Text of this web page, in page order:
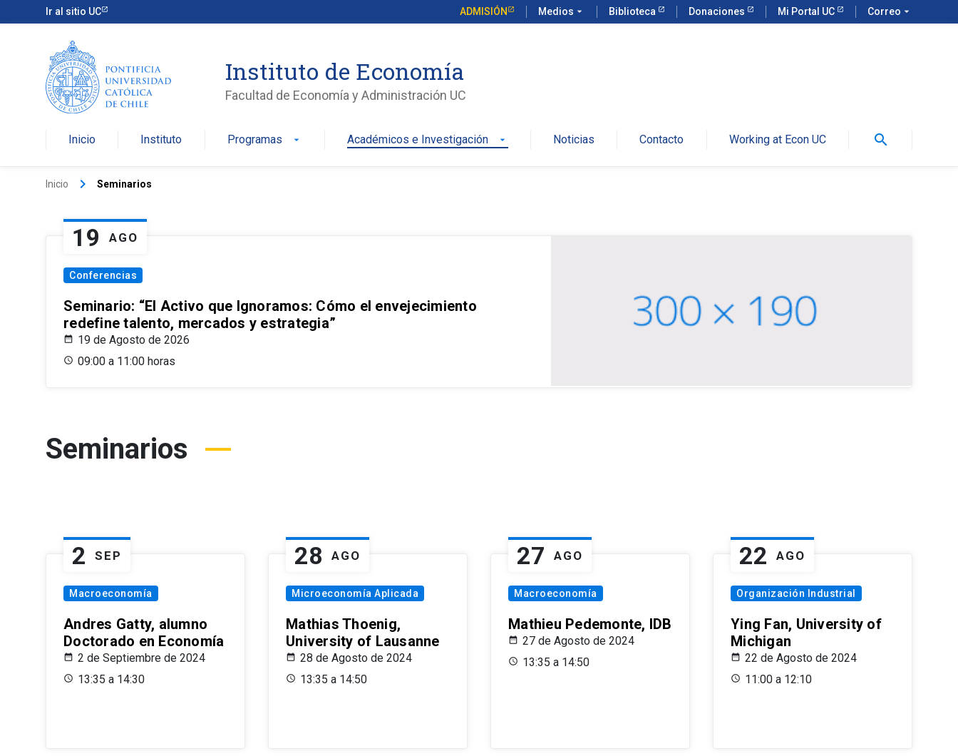
Ir al sitio UC ADMISIÓN Medios arrow_drop_down Biblioteca Donaciones Mi Portal UC Correo arrow_drop_down
Instituto de Economía
Facultad de Economía y Administración UC
Inicio Instituto Programas arrow_drop_down Académicos e Investigación arrow_drop_down Noticias Contacto Working at Econ UC search
Inicio keyboard_arrow_right Seminarios
19 AGO
Conferencias
Seminario: “El Activo que Ignoramos: Cómo el envejecimiento
redefine talento, mercados y estrategia”
19 de Agosto de 2026
09:00 a 11:00 horas
Seminarios
2 SEP
Macroeconomía
Andres Gatty, alumno
Doctorado en Economía
2 de Septiembre de 2024
13:35 a 14:30
28 AGO
Microeconomía Aplicada
Mathias Thoenig,
University of Lausanne
28 de Agosto de 2024
13:35 a 14:50
27 AGO
Macroeconomía
Mathieu Pedemonte, IDB
27 de Agosto de 2024
13:35 a 14:50
22 AGO
Organización Industrial
Ying Fan, University of
Michigan
22 de Agosto de 2024
11:00 a 12:10